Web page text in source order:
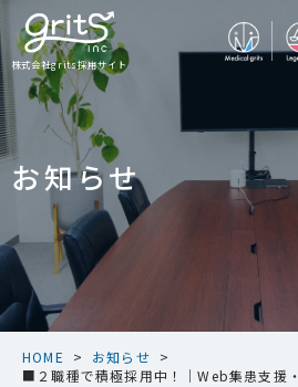
株式会社grits採用サイト
Medical
grits
お知らせ
HOME > お知らせ >
■２職種で積極採用中！｜Web集患支援